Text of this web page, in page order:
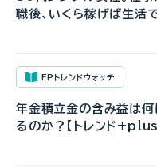
職後、いくら稼げば生活
FPトレンドウォッチ
年金積立金の含み益は
るのか？【トレンド+plus